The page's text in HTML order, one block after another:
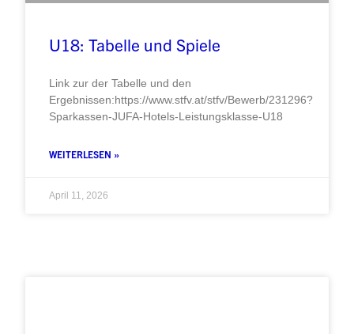
U18: Tabelle und Spiele
Link zur der Tabelle und den
Ergebnissen:https://www.stfv.at/stfv/Bewerb/231296?
Sparkassen-JUFA-Hotels-Leistungsklasse-U18
WEITERLESEN »
April 11, 2026